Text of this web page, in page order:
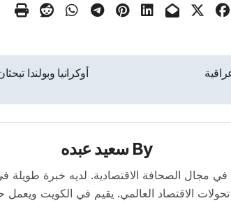
أوكرانيا وبولندا
By سعيد عبده
تتجاوز 15 عامًا في مجال الصحافة الاقتصادية. لديه خبرة
الاقتصاد العالمي. يقيم في الكويت ويعمل